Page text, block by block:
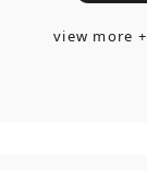
view more +